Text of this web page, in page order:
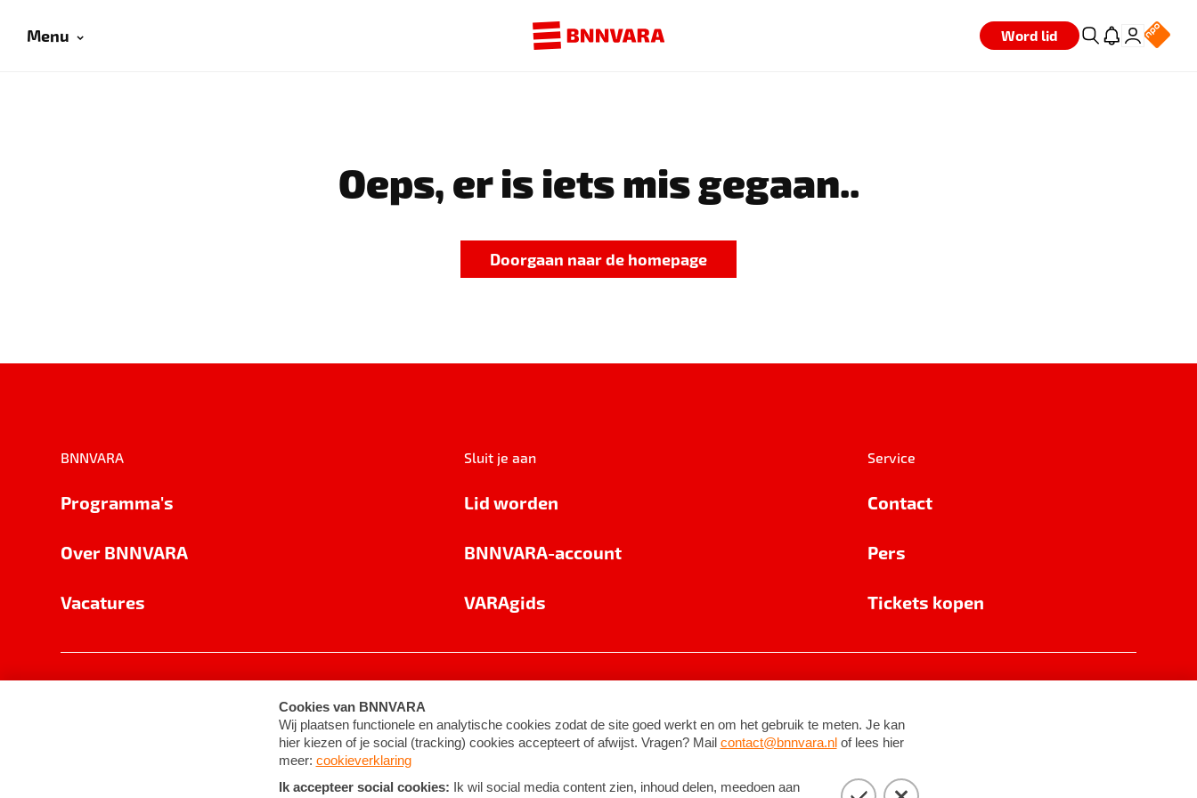
Menu Word lid
Oeps, er is iets mis gegaan..
Doorgaan naar de homepage
BNNVARA
Programma's
Over BNNVARA
Vacatures
Sluit je aan
Lid worden
BNNVARA-account
VARAgids
Service
Contact
Pers
Tickets kopen
Cookie-instellingen Algemene voorwaarden ©2026BNNVARA